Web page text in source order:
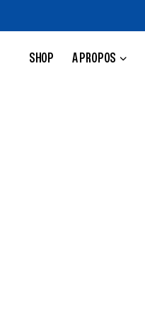
SHOP A PROPOS